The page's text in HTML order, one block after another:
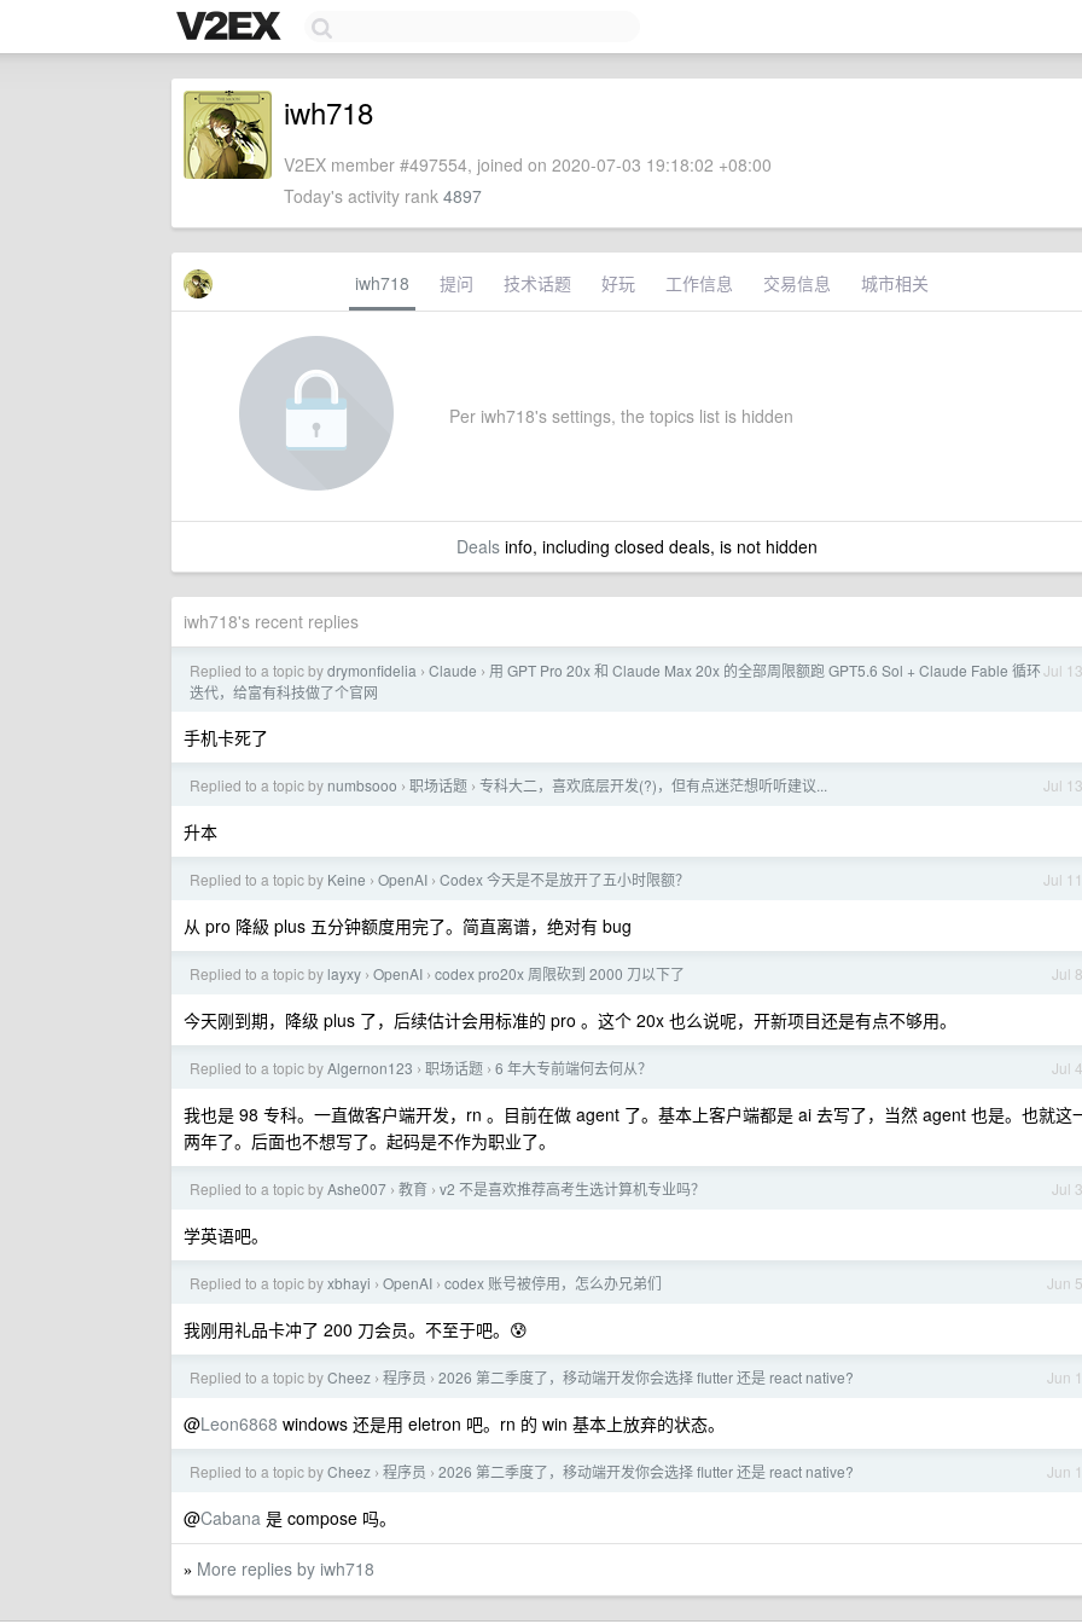
iwh718
V2EX member #497554, joined on 2020-07-03 19:18:02 +08:00
Today's activity rank 4897
iwh718 提问 技术话题 好玩 工作信息 交易信息 城市相关
Per iwh718's settings, the topics list is hidden
Dealsinfo, including closed deals, is not hidden
iwh718's recent replies
Jul 13
Replied to a topic bydrymonfidelia › Claude › 用 GPT Pro 20x 和 Claude Max 20x 的全部周限额跑 GPT5.6 Sol + Claude Fable 循环
迭代，给富有科技做了个官网
手机卡死了
Jul 13
Replied to a topic by numbsooo › 职场话题 › 专科大二，喜欢底层开发(?)，但有点迷茫想听听建议...
升本
Jul 11
Replied to a topic by Keine › OpenAI › Codex 今天是不是放开了五小时限额？
从 pro 降級 plus 五分钟额度用完了。简直离谱，绝对有 bug
Jul 8
Replied to a topic by layxy › OpenAI › codex pro20x 周限砍到 2000 刀以下了
今天刚到期，降级 plus 了，后续估计会用标准的 pro 。这个 20x 也么说呢，开新项目还是有点不够用。
Jul 4
Replied to a topic byAlgernon123 › 职场话题 › 6 年大专前端何去何从？
我也是 98 专科。一直做客户端开发，rn 。目前在做 agent 了。基本上客户端都是 ai 去写了，当然 agent 也是。也就这
两年了。后面也不想写了。起码是不作为职业了。
Jul 3
Replied to a topic byAshe007 › 教育 › v2 不是喜欢推荐高考生选计算机专业吗？
学英语吧。
Jun 5
Replied to a topic byxbhayi › OpenAI › codex 账号被停用，怎么办兄弟们
我刚用礼品卡冲了 200 刀会员。不至于吧。😰
Jun 1
Replied to a topic byCheez › 程序员 › 2026 第二季度了，移动端开发你会选择 flutter 还是 react native?
@Leon6868 windows 还是用 eletron 吧。rn 的 win 基本上放弃的状态。
Jun 1
Replied to a topic byCheez › 程序员 › 2026 第二季度了，移动端开发你会选择 flutter 还是 react native?
@Cabana 是 compose 吗。
» More replies by iwh718